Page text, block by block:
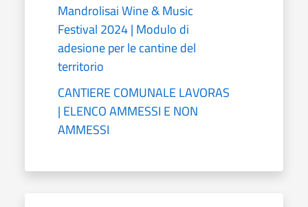
Mandrolisai Wine & Music
Festival 2024 | Modulo di
adesione per le cantine del
territorio
CANTIERE COMUNALE LAVORAS
| ELENCO AMMESSI E NON
AMMESSI